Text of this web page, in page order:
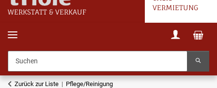
WERKSTATT & VERKAUF
VERMIETUNG
Zurück zur Liste Pflege/Reinigung